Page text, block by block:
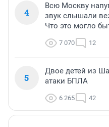
4
Всю Москву
звук слышали
Что это могло
7 070 12
5
Двое детей из
атаки БПЛА
6 265 42